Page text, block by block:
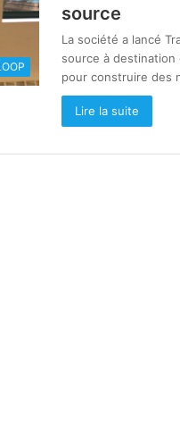
source
La société a lancé
source à
pour construire des
Lire la suite